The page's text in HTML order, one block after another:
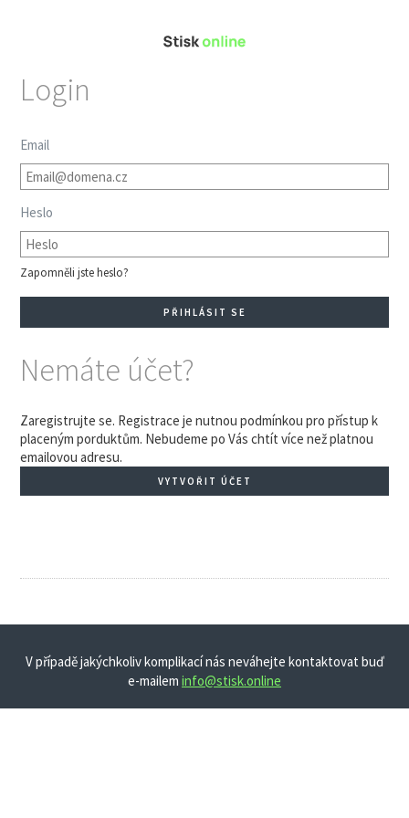
Login
Email
Heslo
Zapomněli jste heslo?
Nemáte účet?
Zaregistrujte se. Registrace je nutnou podmínkou pro přístup k
placeným porduktům. Nebudeme po Vás chtít více než platnou
emailovou adresu.
VYTVOŘIT ÚČET
V případě jakýchkoliv komplikací nás neváhejte kontaktovat buď
e-mailem info@stisk.online